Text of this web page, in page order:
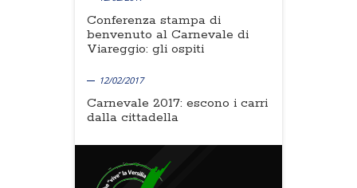
Conferenza stampa di
benvenuto al Carnevale di
Viareggio: gli ospiti
12/02/2017
Carnevale 2017: escono i carri
dalla cittadella